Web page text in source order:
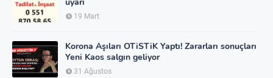
19 Mart
Korona Aşıları OTiSTiK Yaptı! Zararları sonuçları
Yeni Kaos salgın geliyor
31 Ağustos